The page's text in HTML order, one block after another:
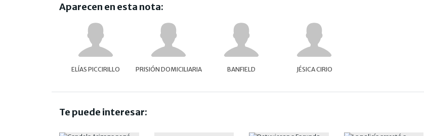
Aparecen en esta nota:
ELÍAS PICCIRILLO PRISIÓN DOMICILIARIA BANFIELD JÉSICA CIRIO
Te puede interesar: